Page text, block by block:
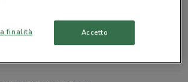
Provincie 13 Roma
finalità Accetto